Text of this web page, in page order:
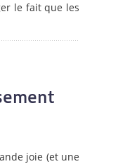
le fait que les
joie (et une